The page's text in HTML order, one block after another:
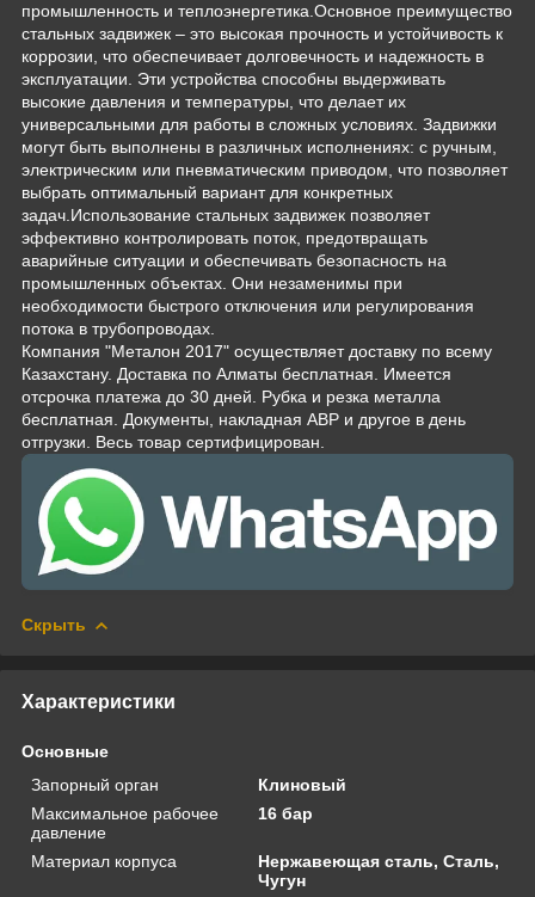
промышленность и теплоэнергетика.Основное преимущество
стальных задвижек – это высокая прочность и устойчивость к
коррозии, что обеспечивает долговечность и надежность в
эксплуатации. Эти устройства способны выдерживать
высокие давления и температуры, что делает их
универсальными для работы в сложных условиях. Задвижки
могут быть выполнены в различных исполнениях: с ручным,
электрическим или пневматическим приводом, что позволяет
выбрать оптимальный вариант для конкретных
задач.Использование стальных задвижек позволяет
эффективно контролировать поток, предотвращать
аварийные ситуации и обеспечивать безопасность на
промышленных объектах. Они незаменимы при
необходимости быстрого отключения или регулирования
потока в трубопроводах.
Компания "Металон 2017" осуществляет доставку по всему
Казахстану. Доставка по Алматы бесплатная. Имеется
отсрочка платежа до 30 дней. Рубка и резка металла
бесплатная. Документы, накладная АВР и другое в день
отгрузки. Весь товар сертифицирован.
Скрыть
Характеристики
Основные
Запорный орган
Клиновый
Максимальное рабочее
давление
16 бар
Материал корпуса
Нержавеющая сталь, Сталь,
Чугун